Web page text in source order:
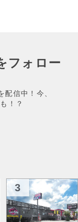
フォロー
配信中！今、
！？
3